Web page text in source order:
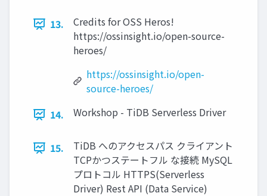
13.
Credits for OSS Heros!
https://ossinsight.io/open-source-
heroes/
https://ossinsight.io/open-
source-heroes/
14.
Workshop - TiDB Serverless Driver
15.
TiDB へのアクセスパス クライアント
TCPかつステートフル な接続 MySQL
プロトコル HTTPS(Serverless
Driver) Rest API (Data Service)